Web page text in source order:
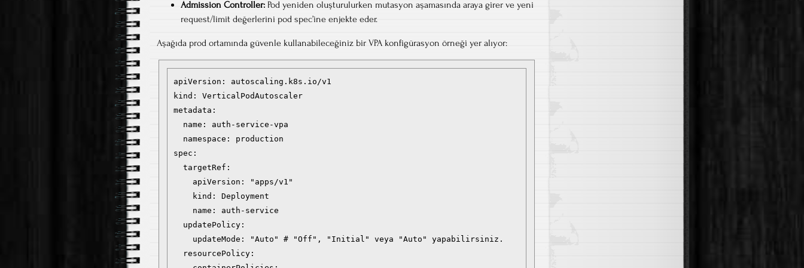
Admission Controller: Pod yeniden oluşturulurken mutasyon aşamasında araya girer ve yeni
request/limit değerlerini pod spec’ine enjekte eder.
Aşağıda prod ortamında güvenle kullanabileceğiniz bir VPA konfigürasyon örneği yer alıyor:
apiVersion: autoscaling.k8s.io/v1
kind: VerticalPodAutoscaler
metadata:
  name: auth-service-vpa
  namespace: production
spec:
  targetRef:
    apiVersion: "apps/v1"
    kind: Deployment
    name: auth-service
  updatePolicy:
    updateMode: "Auto" # "Off", "Initial" veya "Auto" yapabilirsiniz.
  resourcePolicy: